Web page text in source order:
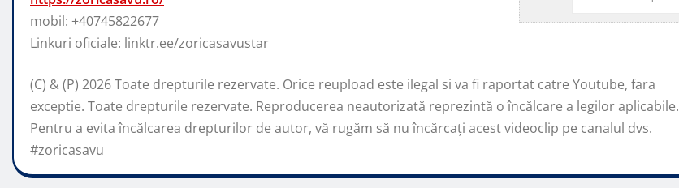
mobil: +40745822677
Linkuri oficiale: linktr.ee/zoricasavustar
(C) & (P) 2026 Toate drepturile rezervate. Orice reupload este ilegal si va fi raportat catre Youtube, fara
exceptie. Toate drepturile rezervate. Reproducerea neautorizată reprezintă o încălcare a legilor aplicabile.
Pentru a evita încălcarea drepturilor de autor, vă rugăm să nu încărcați acest videoclip pe canalul dvs.
#zoricasavu